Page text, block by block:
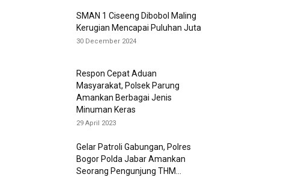
SMAN 1 Ciseeng Dibobol Maling
Kerugian Mencapai Puluhan Juta
30 December 2024
Respon Cepat Aduan
Masyarakat, Polsek Parung
Amankan Berbagai Jenis
Minuman Keras
29 April 2023
Gelar Patroli Gabungan, Polres
Bogor Polda Jabar Amankan
Seorang Pengunjung THM...